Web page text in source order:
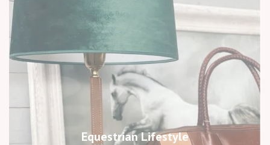
Equestrian Lifestyle